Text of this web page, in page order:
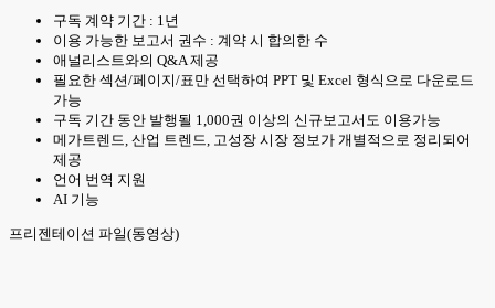
구독 계약 기간 : 1년
이용 가능한 보고서 권수 : 계약 시 합의한 수
애널리스트와의 Q&A 제공
필요한 섹션/페이지/표만 선택하여 PPT 및 Excel 형식으로 다운로드
가능
구독 기간 동안 발행될 1,000권 이상의 신규보고서도 이용가능
메가트렌드, 산업 트렌드, 고성장 시장 정보가 개별적으로 정리되어
제공
언어 번역 지원
AI 기능
프리젠테이션 파일(동영상)